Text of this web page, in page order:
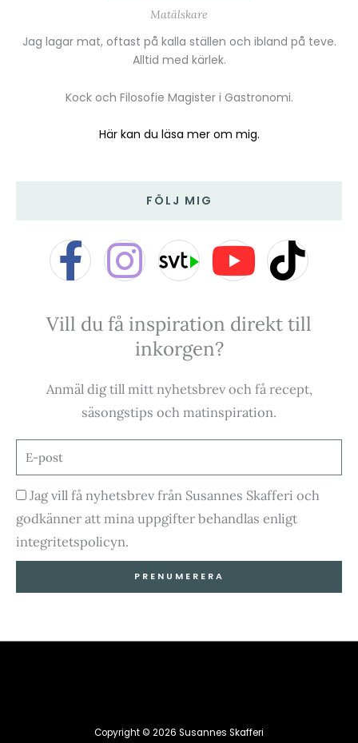
Matälskare
Jag lagar mat, oftast på kalla ställen och ibland på teve.
Alltid med kärlek.
Kock och Filosofie Magister i Gastronomi.
Här kan du läsa mer om mig.
FÖLJ MIG
F
a
c
e
b
o
k
-
I
n
s
t
a
r
a
m
Y
o
u
t
u
e
T
i
k
t
Vill du få inspiration direkt till
inkorgen?
Anmäl dig till mitt nyhetsbrev och få recept,
säsongstips och matinspiration.
E-
post
Godkännande
Jag vill få nyhetsbrev från Susannes Skafferi och
godkänner att mina uppgifter behandlas enligt
integritetspolicyn.
PRENUMERERA
Copyright © 2026 Susannes Skafferi